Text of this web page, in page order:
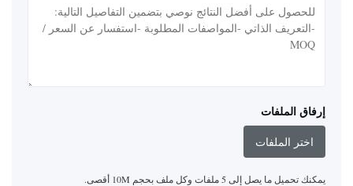
إرفاق الملفات
اختر الملفات
يمكنك تحميل ما يصل إلى 5 ملفات وكل ملف بحجم 10M أقصى.